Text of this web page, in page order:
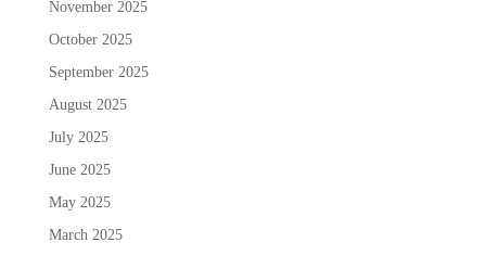
November 2025
October 2025
September 2025
August 2025
July 2025
June 2025
May 2025
March 2025